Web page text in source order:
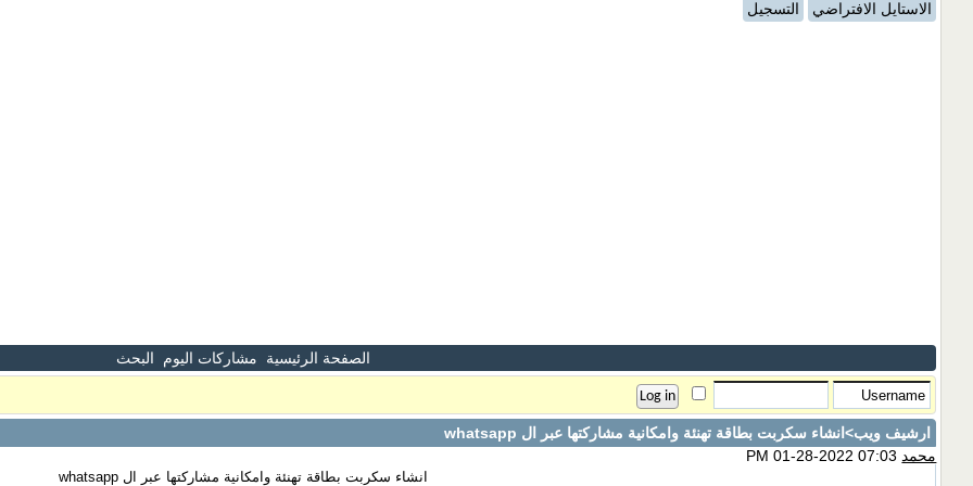
الاستايل الافتراضي
التسجيل
الصفحة الرئيسية مشاركات اليوم البحث
ارشيف ويب>انشاء سكربت بطاقة تهنئة وامكانية مشاركتها عبر ال whatsapp
محمد
انشاء سكربت بطاقة تهنئة وامكانية مشاركتها عبر ال whatsapp